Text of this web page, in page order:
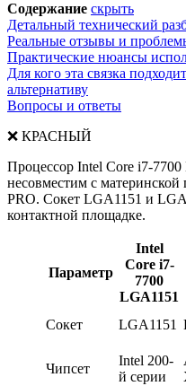
Содержание скрыть
Детальный технический
Реальные отзывы и
Практические нюансы
Для кого эта связка
альтернативу
Вопросы и ответы
❌ КРАСНЫЙ
Процессор Intel Core i7-
несовместим с
PRO. Сокет LGA1151 и
контактной площадке.
Параметр
Intel
Core i7-
7700
LGA1151
Сокет LGA1151
Чипсет
Intel 200-
й серии